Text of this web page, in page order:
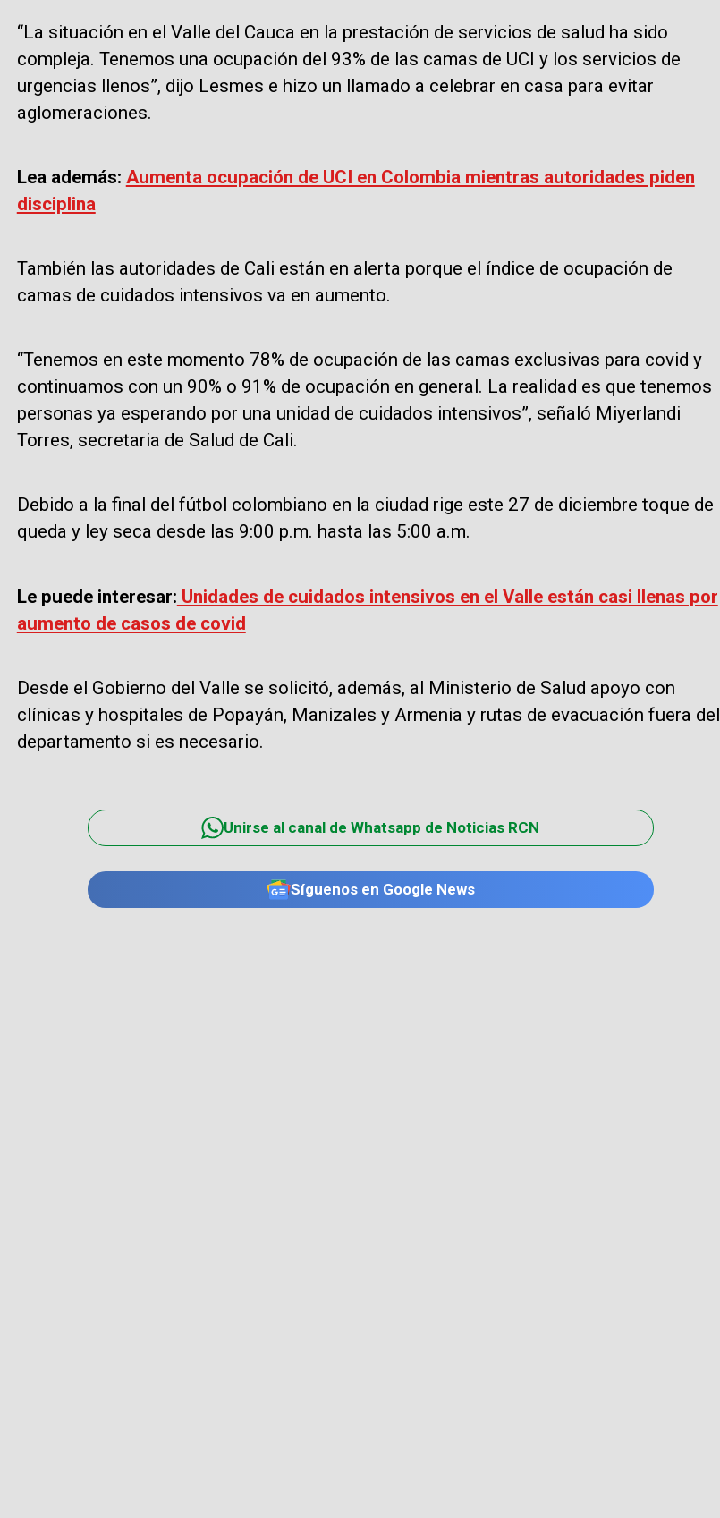
“La situación en el Valle del Cauca en la prestación de servicios de salud ha sido
compleja. Tenemos una ocupación del 93% de las camas de UCI y los servicios de
urgencias llenos”, dijo Lesmes e hizo un llamado a celebrar en casa para evitar
aglomeraciones.
Lea además: Aumenta ocupación de UCI en Colombia mientras autoridades piden
disciplina
También las autoridades de Cali están en alerta porque el índice de ocupación de
camas de cuidados intensivos va en aumento.
“Tenemos en este momento 78% de ocupación de las camas exclusivas para covid y
continuamos con un 90% o 91% de ocupación en general. La realidad es que tenemos
personas ya esperando por una unidad de cuidados intensivos”, señaló Miyerlandi
Torres, secretaria de Salud de Cali.
Debido a la final del fútbol colombiano en la ciudad rige este 27 de diciembre toque de
queda y ley seca desde las 9:00 p.m. hasta las 5:00 a.m.
Le puede interesar: Unidades de cuidados intensivos en el Valle están casi llenas por
aumento de casos de covid
Desde el Gobierno del Valle se solicitó, además, al Ministerio de Salud apoyo con
clínicas y hospitales de Popayán, Manizales y Armenia y rutas de evacuación fuera del
departamento si es necesario.
Unirse al canal de Whatsapp de Noticias RCN
Síguenos en Google News